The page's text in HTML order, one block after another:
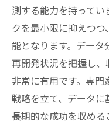
測する能力を持ってい
クを最小限に抑えつ
能となります。デー
再開発状況を把握し
非常に有用です。専
戦略を立て、データに
長期的な成功を収める